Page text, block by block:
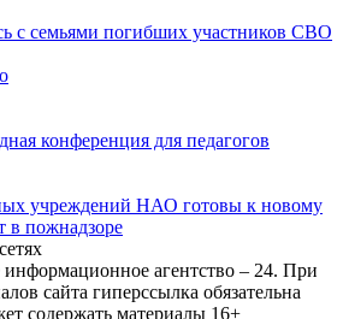
с семьями погибших участников СВО
конференция для педагогов
учреждений НАО готовы к новому
в пожнадзоре
агентство – 24. При
сайта гиперссылка обязательна
содержать материалы 16+